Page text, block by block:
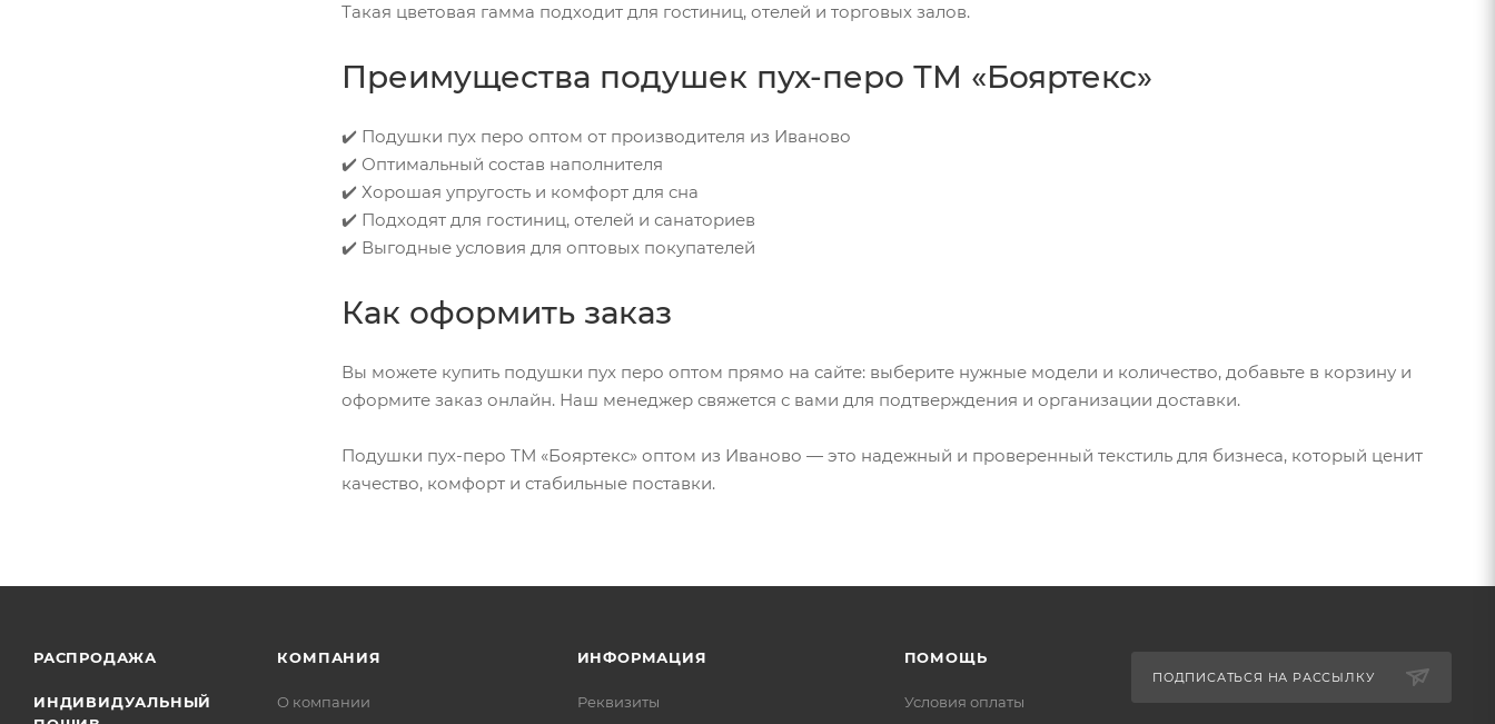
Такая цветовая гамма подходит для гостиниц, отелей и торговых залов.
Преимущества подушек пух-перо ТМ «Бояртекс»
✔️ Подушки пух перо оптом от производителя из Иваново
✔️ Оптимальный состав наполнителя
✔️ Хорошая упругость и комфорт для сна
✔️ Подходят для гостиниц, отелей и санаториев
✔️ Выгодные условия для оптовых покупателей
Как оформить заказ
Вы можете купить подушки пух перо оптом прямо на сайте: выберите нужные модели и количество, добавьте в корзину и
оформите заказ онлайн. Наш менеджер свяжется с вами для подтверждения и организации доставки.
Подушки пух-перо ТМ «Бояртекс» оптом из Иваново — это надежный и проверенный текстиль для бизнеса, который ценит
качество, комфорт и стабильные поставки.
РАСПРОДАЖА
ИНДИВИДУАЛЬНЫЙ
КОМПАНИЯ
О компании
ИНФОРМАЦИЯ
Реквизиты
ПОМОЩЬ
Условия оплаты
ПОДПИСАТЬСЯ НА РАССЫЛКУ